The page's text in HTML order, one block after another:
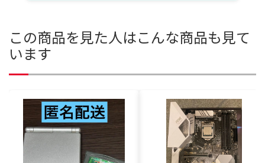
この商品を見た人はこんな商品も見て
います